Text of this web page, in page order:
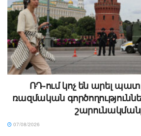
ՌԴ-ում կոչ են արել
ռազմական
07/08/2026